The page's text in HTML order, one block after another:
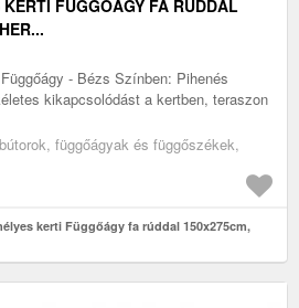
FÜGGŐÁGY FA RÚDDAL
- Bézs Színben: Pihenés
kikapcsolódást a kertben, teraszon
függőágyak és függőszékek,
kerti Függőágy fa rúddal 150x275cm,